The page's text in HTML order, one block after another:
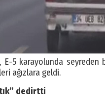
E-5 karayolunda seyreden
ağızlara geldi.
dedirtti